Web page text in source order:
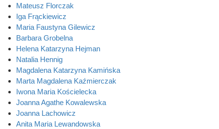
Mateusz Florczak
Iga Frąckiewicz
Maria Faustyna Gilewicz
Barbara Grobelna
Helena Katarzyna Hejman
Natalia Hennig
Magdalena Katarzyna Kamińska
Marta Magdalena Kaźmierczak
Iwona Maria Kościelecka
Joanna Agathe Kowalewska
Joanna Lachowicz
Anita Maria Lewandowska